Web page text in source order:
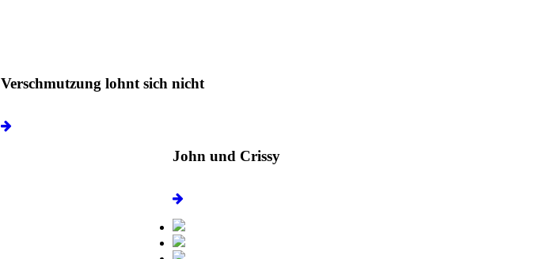
Verschmutzung lohnt sich nicht
John und Crissy